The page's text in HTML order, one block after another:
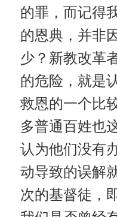
的罪，而记得
的恩典，并非
少？新教改革
的危险，就是
救恩的一个比
多普通百姓也
认为他们没有
动导致的误解
次的基督徒，